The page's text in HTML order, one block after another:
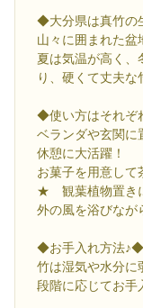
◆大分県は真竹の
山々に囲まれた盆
夏は気温が高く
り、硬くて丈夫な
◆使い方はそれ
ベランダや玄関に
休憩に大活躍！
お菓子を用意し
★ 観葉植物置き
外の風を浴びなが
◆お手入れ方法♪◆
竹は湿気や水分に
段階に応じてお手